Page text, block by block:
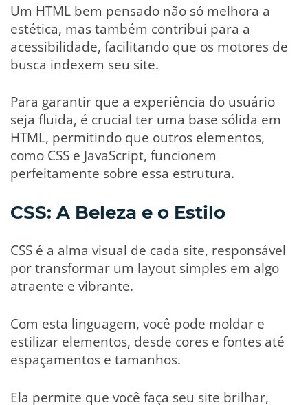
Um HTML bem pensado não só melhora a
estética, mas também contribui para a
acessibilidade, facilitando que os motores de
busca indexem seu site.
Para garantir que a experiência do usuário
seja fluida, é crucial ter uma base sólida em
HTML, permitindo que outros elementos,
como CSS e JavaScript, funcionem
perfeitamente sobre essa estrutura.
CSS: A Beleza e o Estilo
CSS é a alma visual de cada site, responsável
por transformar um layout simples em algo
atraente e vibrante.
Com esta linguagem, você pode moldar e
estilizar elementos, desde cores e fontes até
espaçamentos e tamanhos.
Ela permite que você faça seu site brilhar,